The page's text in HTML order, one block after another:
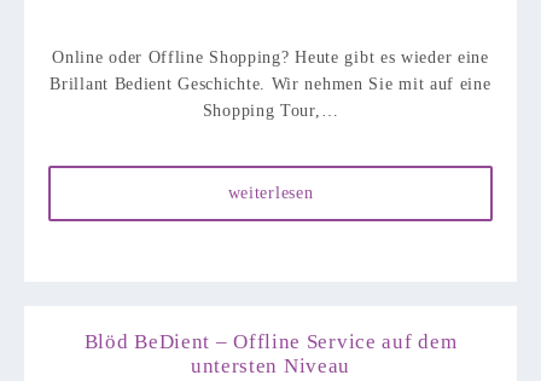
Online oder Offline Shopping? Heute gibt es wieder eine
Brillant Bedient Geschichte. Wir nehmen Sie mit auf eine
Shopping Tour,…
weiterlesen
Blöd BeDient – Offline Service auf dem
untersten Niveau